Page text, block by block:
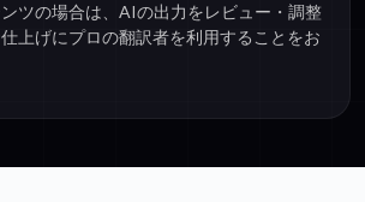
ツの場合は、AIの出力をレビュー・調整
上げにプロの翻訳者を利用することをお